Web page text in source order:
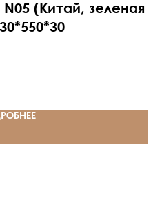
(Китай, зеленая